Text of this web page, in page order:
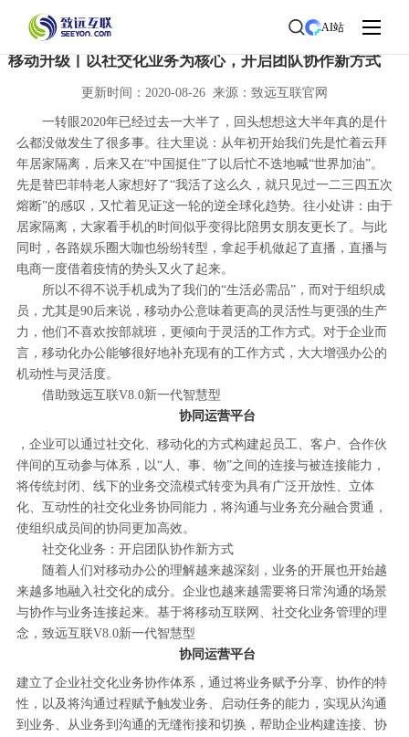
AI站
首页>了解致远>新闻中心
移动升级丨以社交化业务为核心，开启团队协作新方式
更新时间：2020-08-26 来源：致远互联官网
一转眼2020年已经过去一大半了，回头想想这大半年真的是什
么都没做发生了很多事。往大里说：从年初开始我们先是忙着云拜
年居家隔离，后来又在“中国挺住”了以后忙不迭地喊“世界加油”。
先是替巴菲特老人家想好了“我活了这么久，就只见过一二三四五次
熔断”的感叹，又忙着见证这一轮的逆全球化趋势。往小处讲：由于
居家隔离，大家看手机的时间似乎变得比陪男女朋友更长了。与此
同时，各路娱乐圈大咖也纷纷转型，拿起手机做起了直播，直播与
电商一度借着疫情的势头又火了起来。
所以不得不说手机成为了我们的“生活必需品”，而对于组织成
员，尤其是90后来说，移动办公意味着更高的灵活性与更强的生产
力，他们不喜欢按部就班，更倾向于灵活的工作方式。对于企业而
言，移动化办公能够很好地补充现有的工作方式，大大增强办公的
机动性与灵活度。
借助致远互联V8.0新一代智慧型
协同运营平台
，企业可以通过社交化、移动化的方式构建起员工、客户、合作伙
伴间的互动参与体系，以“人、事、物”之间的连接与被连接能力，
将传统封闭、线下的业务交流模式转变为具有广泛开放性、立体
化、互动性的社交化业务协同能力，将沟通与业务充分融合贯通，
使组织成员间的协同更加高效。
社交化业务：开启团队协作新方式
随着人们对移动办公的理解越来越深刻，业务的开展也开始越
来越多地融入社交化的成分。企业也越来越需要将日常沟通的场景
与协作与业务连接起来。基于将移动互联网、社交化业务管理的理
念，致远互联V8.0新一代智慧型
协同运营平台
建立了企业社交化业务协作体系，通过将业务赋予分享、协作的特
性，以及将沟通过程赋予触发业务、启动任务的能力，实现从沟通
到业务、从业务到沟通的无缝衔接和切换，帮助企业构建连接、协